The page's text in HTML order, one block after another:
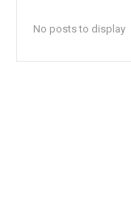
No posts to display